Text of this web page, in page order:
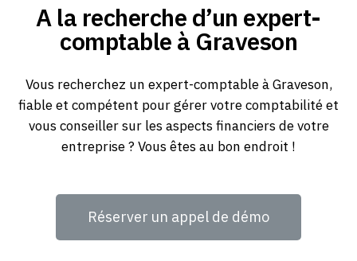
A la recherche d’un expert-
comptable à Graveson
Vous recherchez un expert-comptable à Graveson,
fiable et compétent pour gérer votre comptabilité et
vous conseiller sur les aspects financiers de votre
entreprise ? Vous êtes au bon endroit !
Réserver un appel de démo